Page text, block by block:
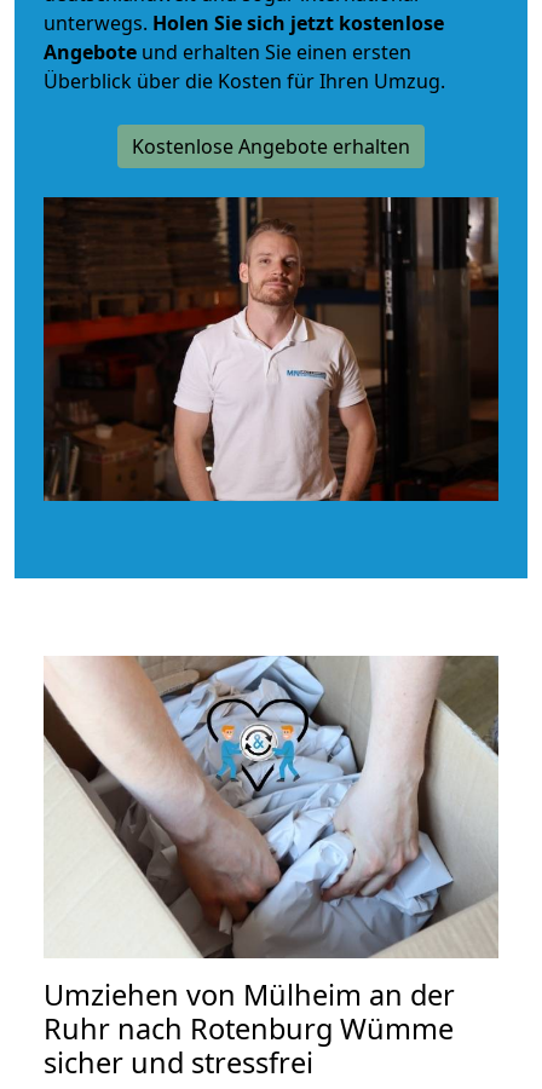
unterwegs. Holen Sie sich jetzt kostenlose
Angebote und erhalten Sie einen ersten
Überblick über die Kosten für Ihren Umzug.
Kostenlose Angebote erhalten
Umziehen von Mülheim an der
Ruhr nach Rotenburg Wümme
sicher und stressfrei